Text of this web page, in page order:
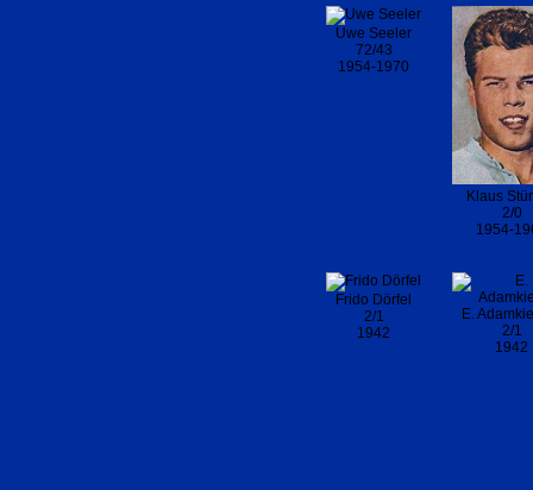
Uwe Seeler
72/43
1954-1970
Klaus
2/0
1954-
Frido Dörfel
2/1
1942
E.
2/1
1942